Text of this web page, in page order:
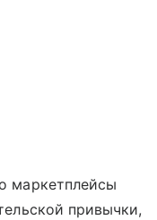
маркетплейсы
привычки,